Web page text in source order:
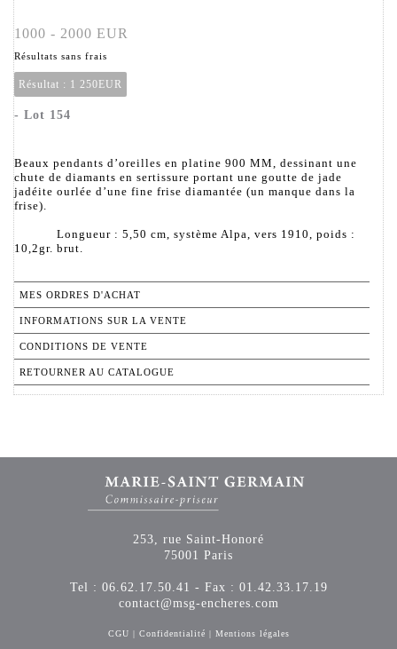
1000 - 2000 EUR
Résultats sans frais
Résultat : 1 250EUR
- Lot 154
Beaux pendants d’oreilles en platine 900 MM, dessinant une
chute de diamants en sertissure portant une goutte de jade
jadéite ourlée d’une fine frise diamantée (un manque dans la
frise).
Longueur : 5,50 cm, système Alpa, vers 1910, poids :
10,2gr. brut.
MES ORDRES D'ACHAT
INFORMATIONS SUR LA VENTE
CONDITIONS DE VENTE
RETOURNER AU CATALOGUE
253, rue Saint-Honoré
75001 Paris
Tel : 06.62.17.50.41 - Fax : 01.42.33.17.19
contact@msg-encheres.com
CGU | Confidentialité | Mentions légales